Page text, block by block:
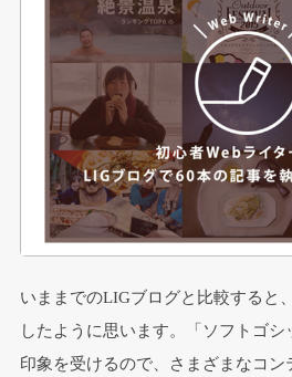
いままでのLIGブログと比較すると
したように思います。「ソフトゴ
印象を受けるので、さまざまなコン